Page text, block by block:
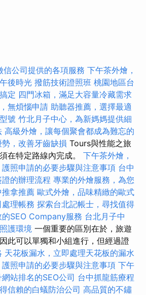
信公司提供的各項服務 下午茶外燴，
後時光 撥筋技術證照班 桃園地區台
定 四門冰箱，滿足大容量冷藏需求
無煩惱申請 助聽器推薦，選擇最適
號 竹北月子中心，為新媽媽提供細
高級外燴，讓每個聚會都成為難忘的
，改善牙齒缺損 Tours與性能之旅
在特定路線內完成。 下午茶外燴，
護照申請的必要步驟與注意事項 台中
的辦理流程 專業的外燴服務，為您
推拿推薦 歐式外燴，品味精緻的歐式
理帳務 探索台北記帳士，尋找值得
的SEO Company服務 台北月子中
護環境 一個重要的區別在於，旅遊
此可以單獨和小組進行，但經過證
天花板漏水，立即處理天花板的漏水
護照申請的必要步驟與注意事項 下午
站排名的SEO公司 台中抓龍筋療程
信賴的白蟻防治公司 高品質的不鏽